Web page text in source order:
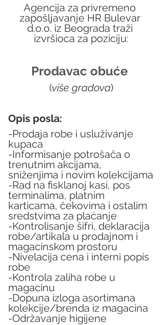
Agencija za privremeno
zapošljavanje HR Bulevar
d.o.o. iz Beograda traži
izvršioca za poziciju:
Prodavac obuće
(više gradova)
Opis posla:
-Prodaja robe i usluživanje
kupaca
-Informisanje potrošača o
trenutnim akcijama,
sniženjima i novim kolekcijama
-Rad na fisklanoj kasi, pos
terminalima, platnim
karticama, čekovima i ostalim
sredstvima za plaćanje
-Kontrolisanje šifri, deklaracija
robe/artikala u prodajnom i
magacinskom prostoru
-Nivelacija cena i interni popis
robe
-Kontrola zaliha robe u
magacinu
-Dopuna izloga asortimana
kolekcije/brenda iz magacina
-Održavanje higijene